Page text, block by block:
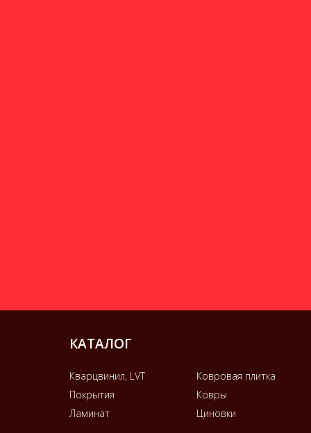
КАТАЛОГ
Кварцвинил, LVT
Ковровая плитка
Покрытия
Ковры
Ламинат
Циновки